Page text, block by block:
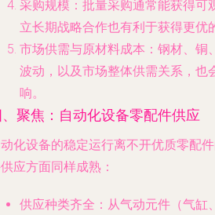
采购规模 ：批量采购通常能获得
立长期战略合作也有利于获得更优
市场供需与原材料成本 ：钢材、
波动，以及市场整体供需关系，也
响。
聚焦：自动化设备零配件供应
化设备的稳定运行离不开优质零配
应方面同样成熟：
供应种类齐全 ：从气动元件（气